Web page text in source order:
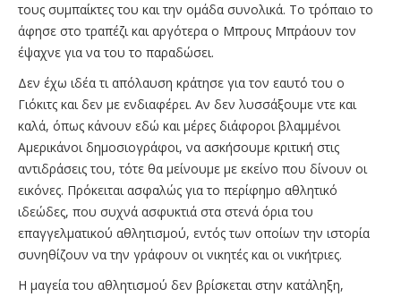
τους συμπαίκτες του και την ομάδα συνολικά. To τρόπαιο το
άφησε στο τραπέζι και αργότερα ο Μπρους Μπράουν τον
έψαχνε για να του το παραδώσει.
Δεν έχω ιδέα τι απόλαυση κράτησε για τον εαυτό του ο
Γιόκιτς και δεν με ενδιαφέρει. Αν δεν λυσσάξουμε ντε και
καλά, όπως κάνουν εδώ και μέρες διάφοροι βλαμμένοι
Αμερικάνοι δημοσιογράφοι, να ασκήσουμε κριτική στις
αντιδράσεις του, τότε θα μείνουμε με εκείνο που δίνουν οι
εικόνες. Πρόκειται ασφαλώς για το περίφημο αθλητικό
ιδεώδες, που συχνά ασφυκτιά στα στενά όρια του
επαγγελματικού αθλητισμού, εντός των οποίων την ιστορία
συνηθίζουν να την γράφουν οι νικητές και οι νικήτριες.
Η μαγεία του αθλητισμού δεν βρίσκεται στην κατάληξη,